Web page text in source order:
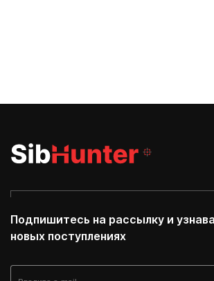
Подпишитесь на рассылку и
новых поступлениях